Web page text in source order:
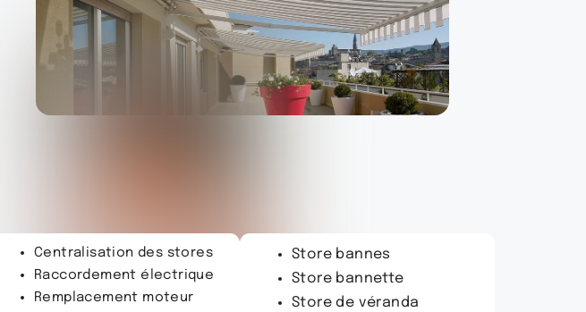
Centralisation des stores
Raccordement électrique
Remplacement moteur
Store bannes
Store bannette
Store de véranda